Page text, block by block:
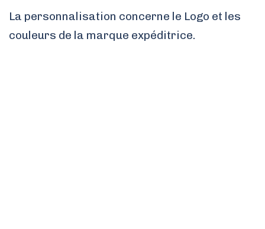
La personnalisation concerne le Logo et les
couleurs de la marque expéditrice.